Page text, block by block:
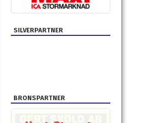
SILVERPARTNER
BRONSPARTNER